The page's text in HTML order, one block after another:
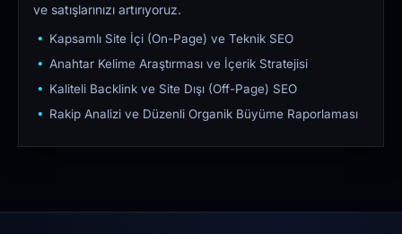
ve satışlarınızı artırıyoruz.
Kapsamlı Site İçi (On-Page) ve Teknik SEO
Anahtar Kelime Araştırması ve İçerik Stratejisi
Kaliteli Backlink ve Site Dışı (Off-Page) SEO
Rakip Analizi ve Düzenli Organik Büyüme Raporlaması